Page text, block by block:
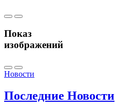
Показ
изображений
Новости
Последние Новости